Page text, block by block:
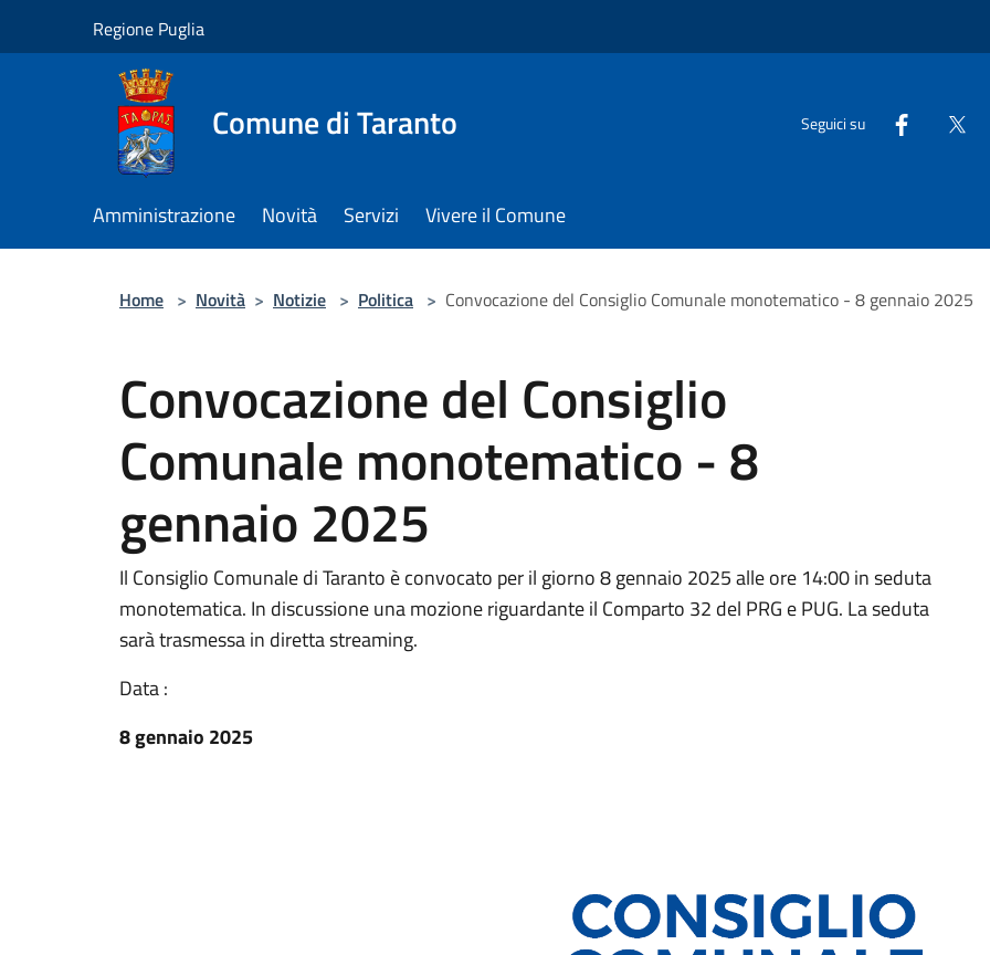
Regione Puglia
Comune di Taranto Seguici su
Amministrazione Novità Servizi Vivere il Comune
Home > Novità > Notizie > Politica > Convocazione del Consiglio Comunale monotematico - 8 gennaio 2025
Convocazione del Consiglio
Comunale monotematico - 8
gennaio 2025
Il Consiglio Comunale di Taranto è convocato per il giorno 8 gennaio 2025 alle ore 14:00 in seduta
monotematica. In discussione una mozione riguardante il Comparto 32 del PRG e PUG. La seduta
sarà trasmessa in diretta streaming.
Data :
8 gennaio 2025